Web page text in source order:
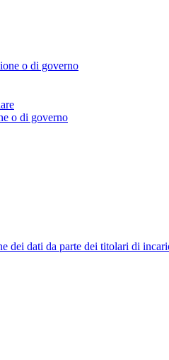
o di governo
o di governo
dei dati da parte dei titolari di